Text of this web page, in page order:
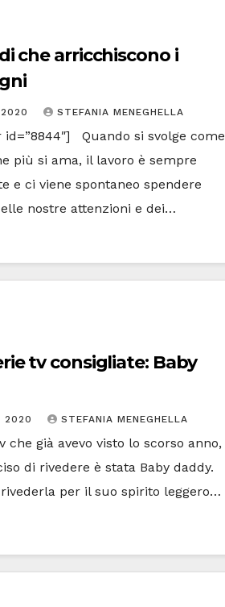
che arricchiscono i
STEFANIA MENEGHELLA
id=”8844″] Quando si svolge come
più si ama, il lavoro è sempre
e ci viene spontaneo spendere
nostre attenzioni e dei…
tv consigliate: Baby
2020 STEFANIA MENEGHELLA
che già avevo visto lo scorso anno,
di rivedere è stata Baby daddy.
per il suo spirito leggero…